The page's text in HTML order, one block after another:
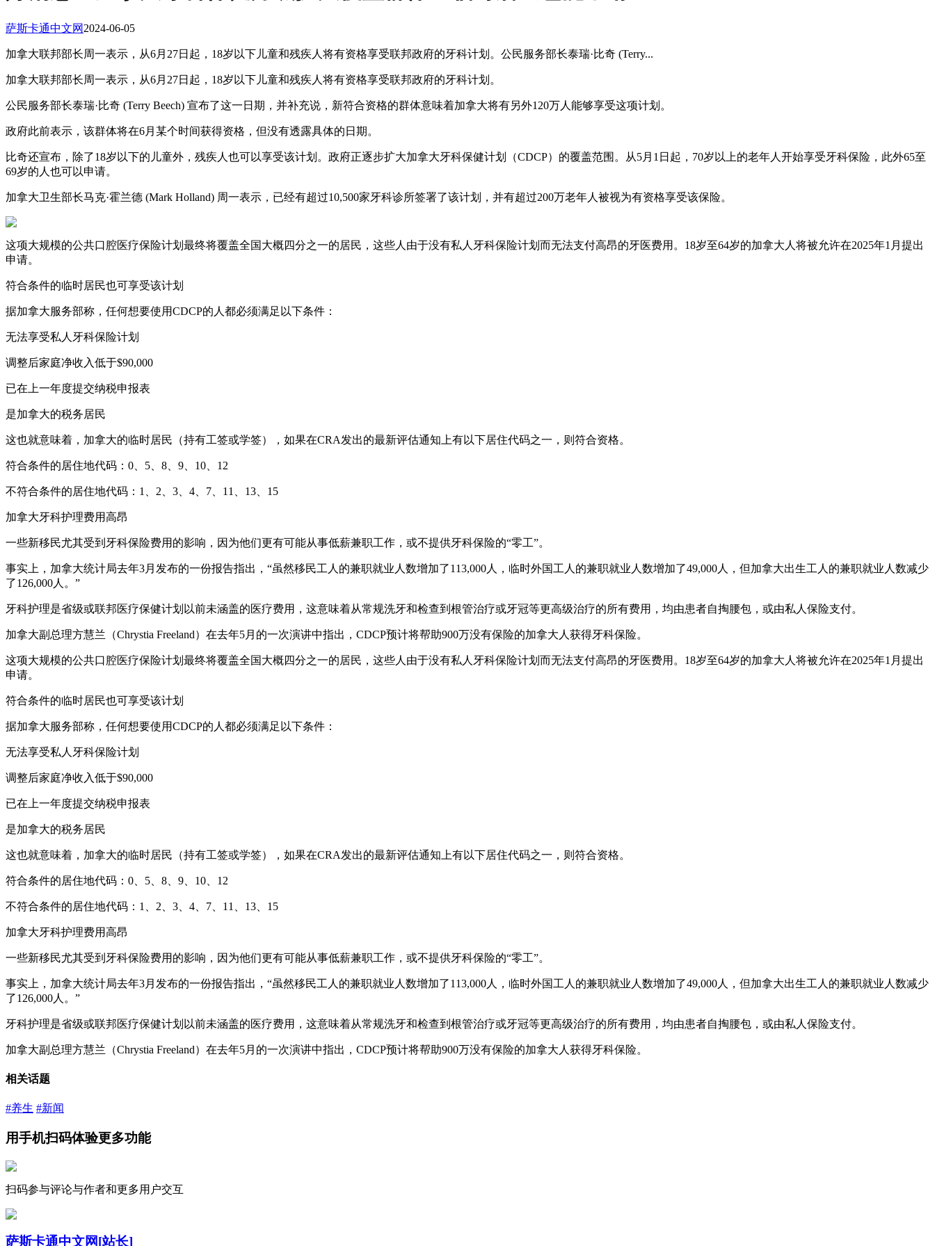
萨斯卡通中文网 2024-06-05
加拿大联邦部长周一表示，从6月27日起，18岁以下儿童和残疾人将有资格享受联邦政府的牙科计划。公民服务部长泰瑞·比奇 (Terry...
加拿大联邦部长周一表示，从6月27日起，18岁以下儿童和残疾人将有资格享受联邦政府的牙科计划。
公民服务部长泰瑞·比奇 (Terry Beech) 宣布了这一日期，并补充说，新符合资格的群体意味着加拿大将有另外120万人能够享受这项计划。
政府此前表示，该群体将在6月某个时间获得资格，但没有透露具体的日期。
比奇还宣布，除了18岁以下的儿童外，残疾人也可以享受该计划。政府正逐步扩大加拿大牙科保健计划（CDCP）的覆盖范围。从5月1日起，70岁以上的老年人开始享受牙科保险，此外65至
69岁的人也可以申请。
加拿大卫生部长马克·霍兰德 (Mark Holland) 周一表示，已经有超过10,500家牙科诊所签署了该计划，并有超过200万老年人被视为有资格享受该保险。
这项大规模的公共口腔医疗保险计划最终将覆盖全国大概四分之一的居民，这些人由于没有私人牙科保险计划而无法支付高昂的牙医费用。18岁至64岁的加拿大人将被允许在2025年1月提出
申请。
符合条件的临时居民也可享受该计划
据加拿大服务部称，任何想要使用CDCP的人都必须满足以下条件：
无法享受私人牙科保险计划
调整后家庭净收入低于$90,000
已在上一年度提交纳税申报表
是加拿大的税务居民
这也就意味着，加拿大的临时居民（持有工签或学签），如果在CRA发出的最新评估通知上有以下居住代码之一，则符合资格。
符合条件的居住地代码：0、5、8、9、10、12
不符合条件的居住地代码：1、2、3、4、7、11、13、15
加拿大牙科护理费用高昂
一些新移民尤其受到牙科保险费用的影响，因为他们更有可能从事低薪兼职工作，或不提供牙科保险的“零工”。
事实上，加拿大统计局去年3月发布的一份报告指出，“虽然移民工人的兼职就业人数增加了113,000人，临时外国工人的兼职就业人数增加了49,000人，但加拿大出生工人的兼职就业人数减少
了126,000人。”
牙科护理是省级或联邦医疗保健计划以前未涵盖的医疗费用，这意味着从常规洗牙和检查到根管治疗或牙冠等更高级治疗的所有费用，均由患者自掏腰包，或由私人保险支付。
加拿大副总理方慧兰（Chrystia Freeland）在去年5月的一次演讲中指出，CDCP预计将帮助900万没有保险的加拿大人获得牙科保险。
这项大规模的公共口腔医疗保险计划最终将覆盖全国大概四分之一的居民，这些人由于没有私人牙科保险计划而无法支付高昂的牙医费用。18岁至64岁的加拿大人将被允许在2025年1月提出
申请。
符合条件的临时居民也可享受该计划
据加拿大服务部称，任何想要使用CDCP的人都必须满足以下条件：
无法享受私人牙科保险计划
调整后家庭净收入低于$90,000
已在上一年度提交纳税申报表
是加拿大的税务居民
这也就意味着，加拿大的临时居民（持有工签或学签），如果在CRA发出的最新评估通知上有以下居住代码之一，则符合资格。
符合条件的居住地代码：0、5、8、9、10、12
不符合条件的居住地代码：1、2、3、4、7、11、13、15
加拿大牙科护理费用高昂
一些新移民尤其受到牙科保险费用的影响，因为他们更有可能从事低薪兼职工作，或不提供牙科保险的“零工”。
事实上，加拿大统计局去年3月发布的一份报告指出，“虽然移民工人的兼职就业人数增加了113,000人，临时外国工人的兼职就业人数增加了49,000人，但加拿大出生工人的兼职就业人数减少
了126,000人。”
牙科护理是省级或联邦医疗保健计划以前未涵盖的医疗费用，这意味着从常规洗牙和检查到根管治疗或牙冠等更高级治疗的所有费用，均由患者自掏腰包，或由私人保险支付。
加拿大副总理方慧兰（Chrystia Freeland）在去年5月的一次演讲中指出，CDCP预计将帮助900万没有保险的加拿大人获得牙科保险。
相关话题
#养生 #新闻
用手机扫码体验更多功能
扫码参与评论与作者和更多用户交互
萨斯卡通中文网[站长]